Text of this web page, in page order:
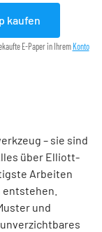
kaufen
E-Paper in Ihrem Konto
– sie sind
über Elliott-
Arbeiten
und